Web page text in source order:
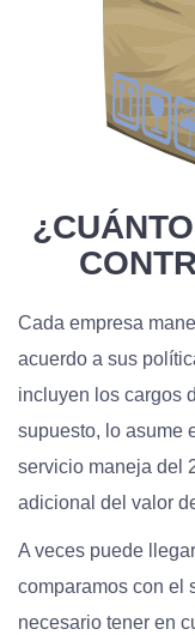
Cada empresa
acuerdo a sus
incluyen los cargos
supuesto, lo asume
servicio maneja del
adicional del valor
A veces puede
comparamos con el
necesario tener en